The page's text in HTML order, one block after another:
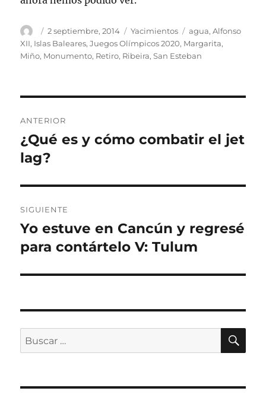
Autor
Publicado
el
2 septiembre, 2014 Categorías
Yacimientos Etiquetas
agua,Alfonso
XII, Islas Baleares,Juegos Olímpicos 2020, Margarita,
Miño, Monumento, Retiro, Ribeira,San Esteban
de
entradas
ANTERIOR
Entrada
anterior:
¿Qué es y cómo combatir el jet
lag?
SIGUIENTE
Entrada
siguiente:
Yo estuve en Cancún y regresé
para contártelo V: Tulum
Buscar
por: